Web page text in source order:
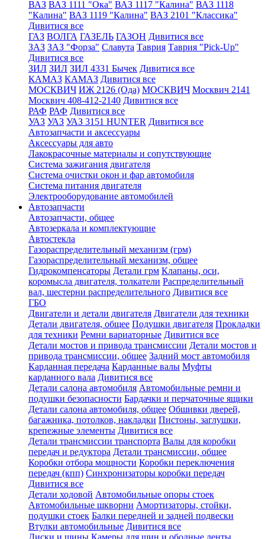
ВАЗ ВАЗ 1111 "Ока" ВАЗ 1117 "Калина" ВАЗ 1118
"Калина" ВАЗ 1119 "Калина" ВАЗ 2101 "Классика"
Дивитися все
ГАЗ ВОЛГА ГАЗЕЛЬ ГАЗОН Дивитися все
ЗАЗ ЗАЗ "Форза" Славута Таврия Таврия "Pick-Up"
Дивитися все
ЗИЛ ЗИЛ ЗИЛ 4331 Бычек Дивитися все
КАМАЗ КАМАЗ Дивитися все
МОСКВИЧ ИЖ 2126 (Ода) МОСКВИЧ Москвич 2141
Москвич 408-412-2140 Дивитися все
РАФ РАФ Дивитися все
УАЗ УАЗ УАЗ 3151 HUNTER Дивитися все
Автозапчасти и аксессуары
Аксессуары для авто
Лакокрасочные материалы и сопутствующие
Система зажигания двигателя
Система очистки окон и фар автомобиля
Система питания двигателя
Электрооборудование автомобилей
Автозапчасти
Автозапчасти, общее
Автозеркала и комплектующие
Автостекла
Газораспределительный механизм (грм)
Газораспределительный механизм, общее
Гидрокомпенсаторы Детали грм Клапаны, оси,
коромысла двигателя, толкатели Распределительный
вал, шестерни распределительного Дивитися все
ГБО
Двигатели и детали двигателя Двигатели для техники
Детали двигателя, общее Подушки двигателя Прокладки
для техники Ремни вариаторные Дивитися все
Детали мостов и привода трансмиссии Детали мостов и
привода трансмиссии, общее Задний мост автомобиля
Карданная передача Карданные валы Муфты
карданного вала Дивитися все
Детали салона автомобиля Автомобильные ремни и
подушки безопасности Бардачки и перчаточные ящики
Детали салона автомобиля, общее Обшивки дверей,
багажника, потолков, накладки Пистоны, заглушки,
крепежные элементы Дивитися все
Детали трансмиссии транспорта Валы для коробки
передач и редуктора Детали трансмиссии, общее
Коробки отбора мощности Коробки переключения
передач (кпп) Синхронизаторы коробки передач
Дивитися все
Детали ходовой Автомобильные опоры стоек
Автомобильные шкворни Амортизаторы, стойки,
подушки стоек Балки передней и задней подвески
Втулки автомобильные Дивитися все
Диски и шины Камеры для шин и ободные ленты